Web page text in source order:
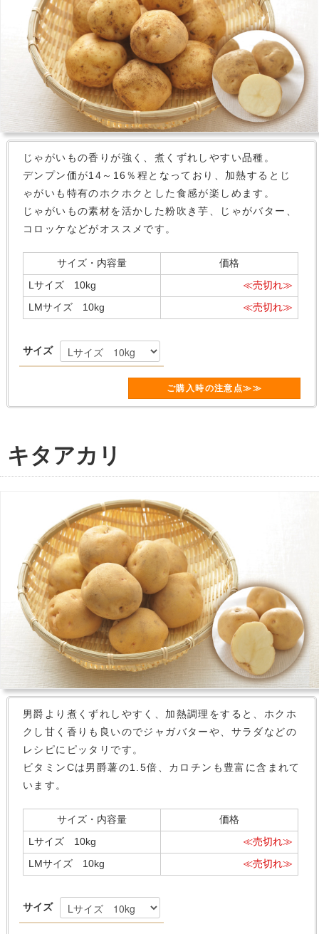
じゃがいもの香りが強く、煮くずれしやすい品種。
デンプン価が14～16％程となっており、加熱するとじ
ゃがいも特有のホクホクとした食感が楽しめます。
じゃがいもの素材を活かした粉吹き芋、じゃがバター、
コロッケなどがオススメです。
サイズ・内容量
価格
Lサイズ 10kg
≪売切れ≫
LMサイズ 10kg
≪売切れ≫
サイズ
ご購入時の注意点≫≫
キタアカリ
男爵より煮くずれしやすく、加熱調理をすると、ホクホ
クし甘く香りも良いのでジャガバターや、サラダなどの
レシピにピッタリです。
ビタミンCは男爵薯の1.5倍、カロチンも豊富に含まれて
います。
サイズ・内容量
価格
Lサイズ 10kg
≪売切れ≫
LMサイズ 10kg
≪売切れ≫
サイズ